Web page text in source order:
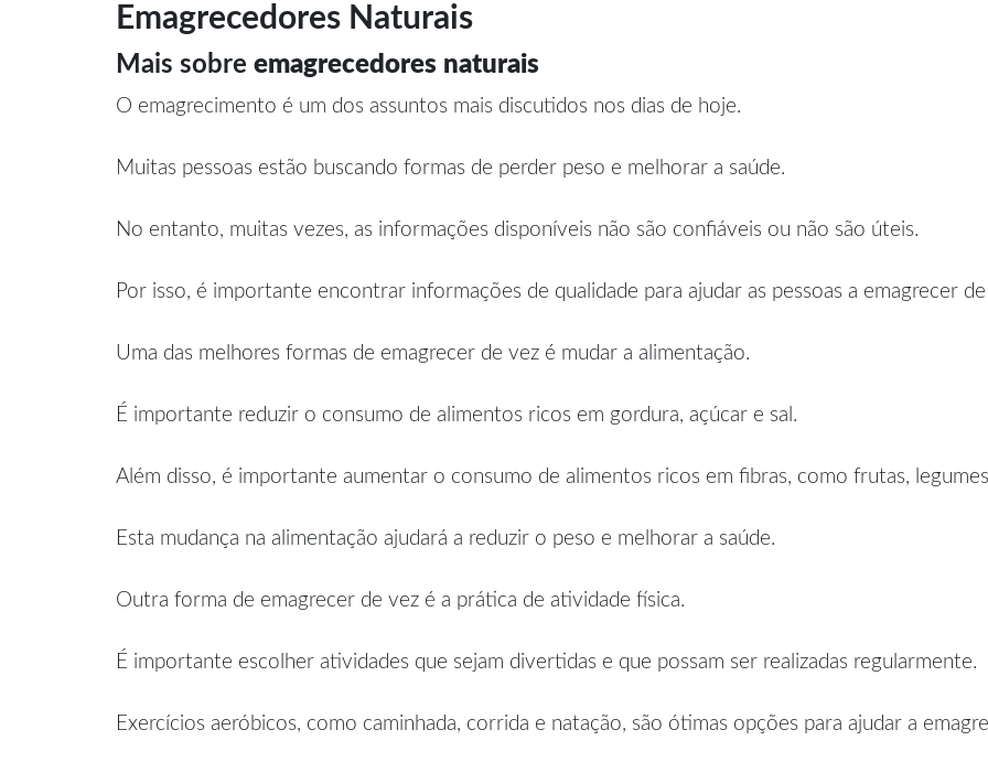
Emagrecedores Naturais
Mais sobre emagrecedores naturais
O emagrecimento é um dos assuntos mais discutidos nos dias de hoje.
Muitas pessoas estão buscando formas de perder peso e melhorar a saúde.
No entanto, muitas vezes, as informações disponíveis não são confiáveis ou não são úteis.
Por isso, é importante encontrar informações de qualidade para ajudar as pessoas a emagrecer
Uma das melhores formas de emagrecer de vez é mudar a alimentação.
É importante reduzir o consumo de alimentos ricos em gordura, açúcar e sal.
Além disso, é importante aumentar o consumo de alimentos ricos em fibras, como frutas,
Esta mudança na alimentação ajudará a reduzir o peso e melhorar a saúde.
Outra forma de emagrecer de vez é a prática de atividade física.
É importante escolher atividades que sejam divertidas e que possam ser realizadas regularmente.
Exercícios aeróbicos, como caminhada, corrida e natação, são ótimas opções para ajudar a